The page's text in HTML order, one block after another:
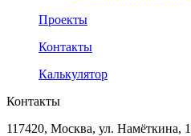
Проекты
Контакты
Калькулятор
Контакты
117420, Москва, ул. Намёткина,